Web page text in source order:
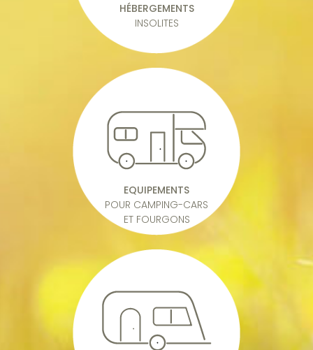
HÉBERGEMENTS
INSOLITES
EQUIPEMENTS
POUR CAMPING-CARS
ET FOURGONS